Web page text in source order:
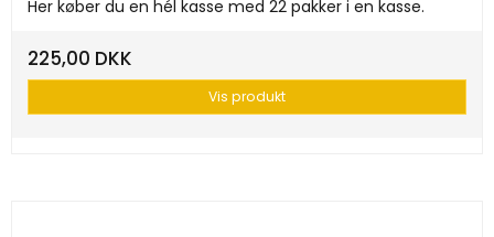
Her køber du en hél kasse med 22 pakker i en kasse.
225,00 DKK
Vis produkt